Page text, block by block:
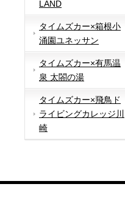
LAND
タイムズカー×箱根小
涌園ユネッサン
タイムズカー×有馬温
泉 太閤の湯
タイムズカー×飛鳥ド
ライビングカレッジ川
崎